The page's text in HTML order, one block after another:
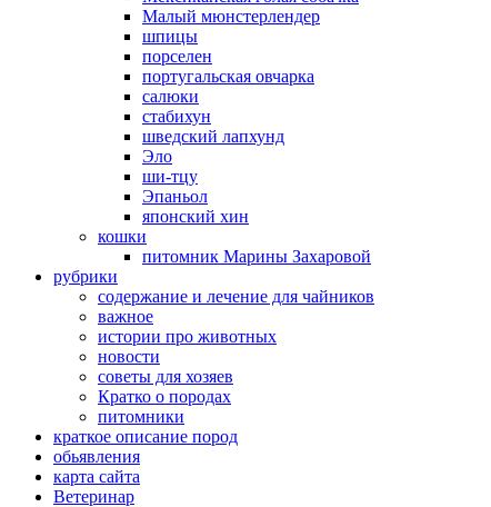
Малый мюнстерлендер
шпицы
порселен
португальская овчарка
салюки
стабихун
шведский лапхунд
Эло
ши-тцу
Эпаньол
японский хин
кошки
питомник Марины Захаровой
рубрики
cодержание и лечение для чайников
важное
истории про животных
новости
советы для хозяев
Кратко о породах
питомники
краткое описание пород
обьявления
карта сайта
Ветеринар